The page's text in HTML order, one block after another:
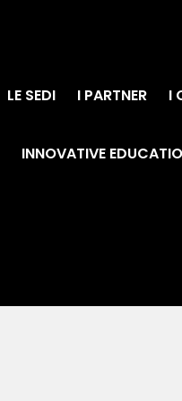
LE SEDI I PARTNER I
INNOVATIVE